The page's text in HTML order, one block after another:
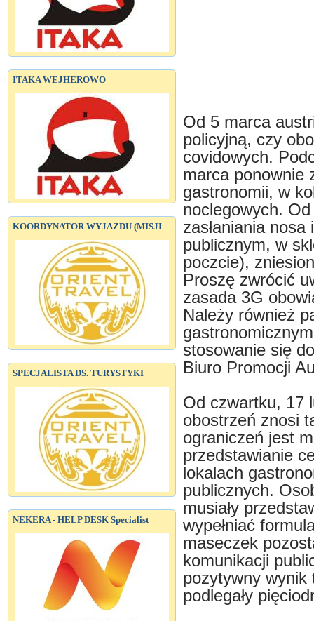
ITAKA WEJHEROWO
KOORDYNATOR WYJAZDU (MISJI
SPECJALISTA DS. TURYSTYKI
NEKERA - HELP DESK Specialist
Od 5 marca
policyjną, czy
covidowych.
marca ponownie
gastronomii, w
noclegowych.
zasłaniania
publicznym, w
poczcie),
Proszę zwrócić
zasada 3G
Należy również
stosowanie się
Biuro Promocji
Od czwartku, 17
obostrzeń znosi
ograniczeń jest
przedstawianie
lokalach
publicznych.
musiały
wypełniać
maseczek
komunikacji
pozytywny wynik
podlegały